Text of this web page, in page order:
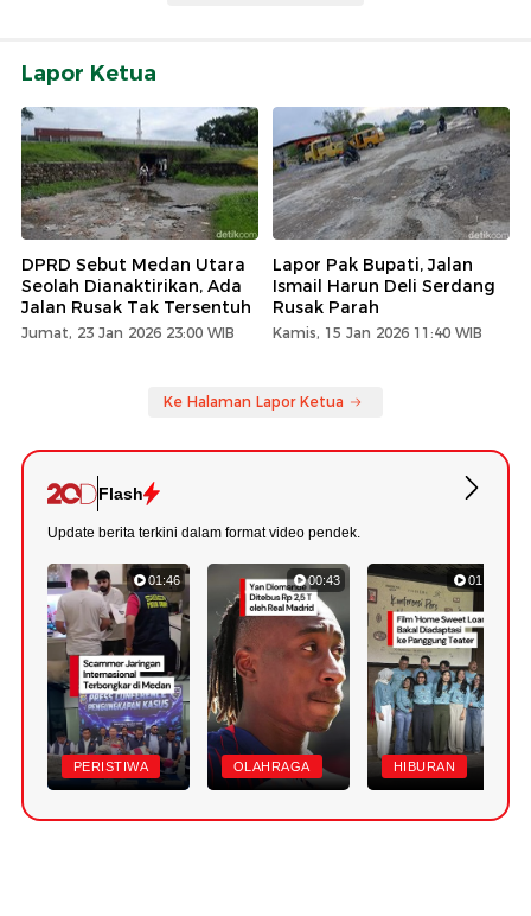
Lapor Ketua
DPRD Sebut Medan Utara
Seolah Dianaktirikan, Ada
Jalan Rusak Tak Tersentuh
Jumat, 23 Jan 2026 23:00 WIB
Lapor Pak Bupati, Jalan
Ismail Harun Deli Serdang
Rusak Parah
Kamis, 15 Jan 2026 11:40 WIB
Ke Halaman Lapor Ketua
Flash
Update berita terkini dalam format video pendek.
01:46
PERISTIWA
00:43
OLAHRAGA
01:20
HIBURAN